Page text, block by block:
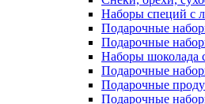
Наборы специй с
Подарочные
Подарочные
Наборы шоколада
Подарочные
Подарочные
Подарочные